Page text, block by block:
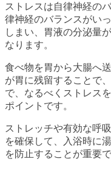
ストレスは自律神経の
律神経のバランスがい
しまい、胃液の分泌量
なります。
食べ物を胃から大腸へ
が胃に残留することで
で、なるべくストレス
ポイントです。
ストレッチや有効な呼
を確保して、入浴時に
を防止することが重要で